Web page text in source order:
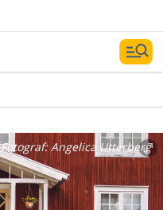
Fotograf:Angelica Utterberg